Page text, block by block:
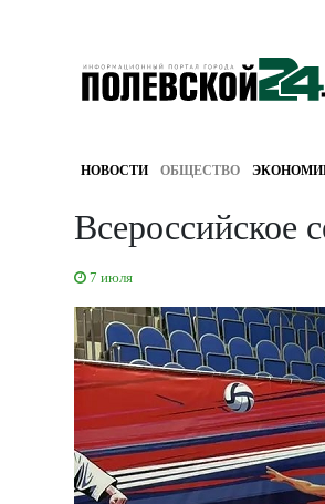
НОВОСТИ ОБЩЕСТВО
Всероссийское
7 июля